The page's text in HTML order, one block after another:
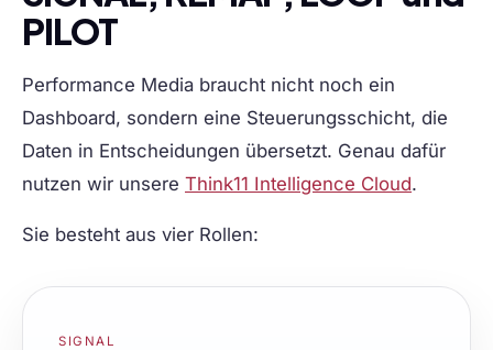
PILOT
Performance Media braucht nicht noch ein
Dashboard, sondern eine Steuerungsschicht, die
Daten in Entscheidungen übersetzt. Genau dafür
nutzen wir unsere Think11 Intelligence Cloud.
Sie besteht aus vier Rollen:
SIGNAL